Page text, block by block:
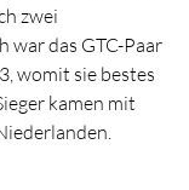
zwei
war das GTC-Paar
womit sie bestes
kamen mit